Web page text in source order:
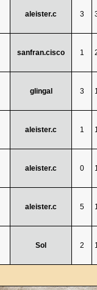
aleister.c 3
sanfran.cisco 1
glingal 3
aleister.c 1
aleister.c 0
aleister.c 5
Sol 2